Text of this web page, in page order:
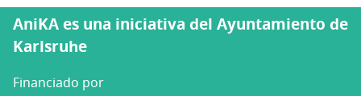
AniKA es una iniciativa del Ayuntamiento de
Karlsruhe
Financiado por